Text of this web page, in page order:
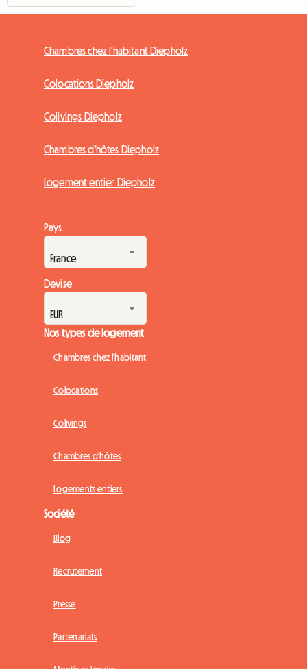
Chambres chez l'habitant Diepholz
Colocations Diepholz
Colivings Diepholz
Chambres d'hôtes Diepholz
Logement entier Diepholz
Pays
Devise
Nos types de logement
Chambres chez l'habitant
Colocations
Colivings
Chambres d'hôtes
Logements entiers
Société
Blog
Recrutement
Presse
Partenariats